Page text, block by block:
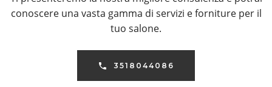
conoscere una vasta gamma di servizi e forniture per il
tuo salone.
3518044086